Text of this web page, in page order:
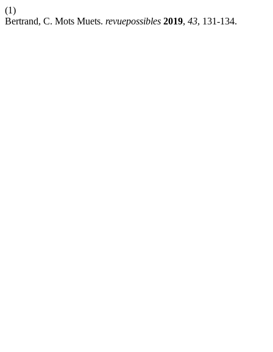
(1)
Bertrand, C. Mots Muets. revuepossibles 2019, 43, 131-134.